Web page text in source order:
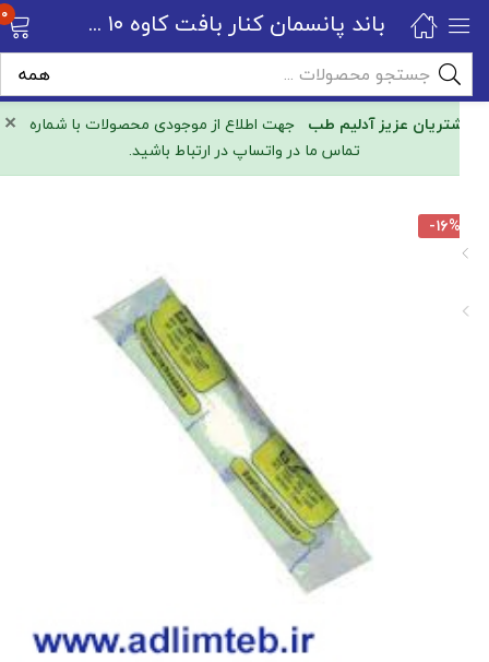
× مشتریان عزیز آدلیم طبجهت اطلاع از موجودی محصولات با شماره
تماس ما در واتساپ در ارتباط باشید.
باند پانسمان کنار بافت کاوه ۱۰ سانت ۰
-۱۶%